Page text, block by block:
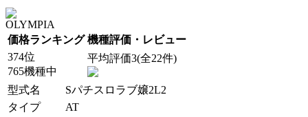
OLYMPIA
価格ランキング 機種評価・レビュー
374位
765機種中
平均評価3(全22件)
型式名
Sパチスロラブ嬢2L2
タイプ
AT